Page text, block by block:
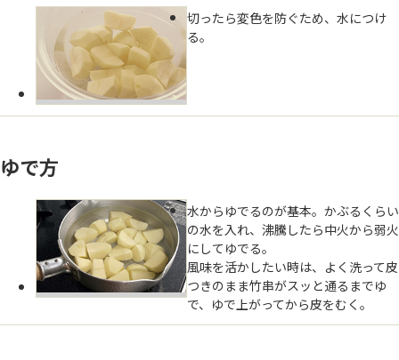
切ったら変色を防ぐため、水につけ
る。
ゆで方
水からゆでるのが基本。かぶるくらい
の水を入れ、沸騰したら中火から弱火
にしてゆでる。
風味を活かしたい時は、よく洗って皮
つきのまま竹串がスッと通るまでゆ
で、ゆで上がってから皮をむく。